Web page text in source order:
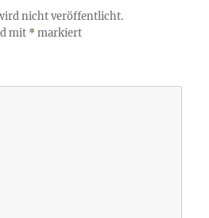
nicht veröffentlicht.
mit *markiert